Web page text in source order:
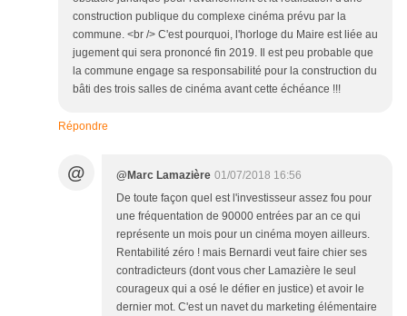
construction publique du complexe cinéma prévu par la
commune. <br /> C'est pourquoi, l'horloge du Maire est liée au
jugement qui sera prononcé fin 2019. Il est peu probable que
la commune engage sa responsabilité pour la construction du
bâti des trois salles de cinéma avant cette échéance !!!
Répondre
@ @Marc Lamazière 01/07/2018 16:56
De toute façon quel est l'investisseur assez fou pour
une fréquentation de 90000 entrées par an ce qui
représente un mois pour un cinéma moyen ailleurs.
Rentabilité zéro ! mais Bernardi veut faire chier ses
contradicteurs (dont vous cher Lamazière le seul
courageux qui a osé le défier en justice) et avoir le
dernier mot. C'est un navet du marketing élémentaire